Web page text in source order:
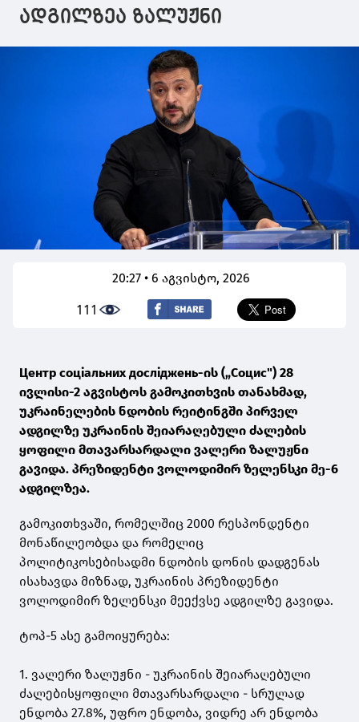
ადგილზეა ზალუჟნი
20:27 • 6 აგვისტო, 2026
111
Центр соціальних досліджень-ის („Социс") 28
ივლისი-2 აგვისტოს გამოკითხვის თანახმად,
უკრაინელების ნდობის რეიტინგში პირველ
ადგილზე უკრაინის შეიარაღებული ძალების
ყოფილი მთავარსარდალი ვალერი ზალუჟნი
გავიდა. პრეზიდენტი ვოლოდიმირ ზელენსკი მე-6
ადგილზეა.
გამოკითხვაში, რომელშიც 2000 რესპონდენტი
მონაწილეობდა და რომელიც
პოლიტიკოსებისადმი ნდობის დონის დადგენას
ისახავდა მიზნად, უკრაინის პრეზიდენტი
ვოლოდიმირ ზელენსკი მეექვსე ადგილზე გავიდა.
ტოპ-5 ასე გამოიყურება:
1. ვალერი ზალუჟნი - უკრაინის შეიარაღებული
ძალებისყოფილი მთავარსარდალი - სრულად
ენდობა 27.8%, უფრო ენდობა, ვიდრე არ ენდობა